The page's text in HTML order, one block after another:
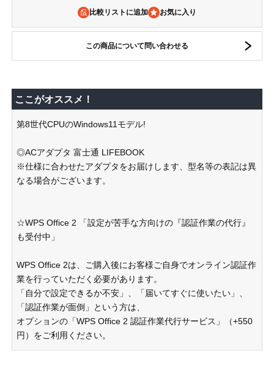
比較リストに追加
この商品について問い合わせる
ここがオススメ！
第8世代CPUのWindows11モデル!
◎ACアダプタ 富士通 LIFEBOOK
※仕様に合わせたアダプタをお届けします、型名等の表記は異
なる場合がございます。
☆WPS Office 2 「設定が苦手な方向けの『認証作業の代行』
も受付中」
WPS Office 2は、ご購入後にお客様ご自身でオンライン認証作
業を行っていただく必要があります。
「自分で設定できるか不安」、「届いてすぐに使いたい」、
「認証作業が面倒」という方は、
オプションの「WPS Office 2 認証作業代行サービス」（+550
円）をご利用ください。